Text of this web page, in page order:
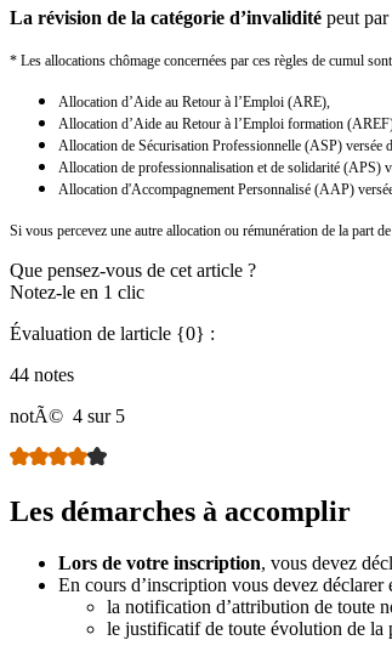
La révision de la catégorie d’invalidité peut
* Les allocations chômage concernées par ces règles de cumul
Allocation d’Aide au Retour à l’Emploi (ARE),
Allocation d’Aide au Retour à l’Emploi formation
Allocation de Sécurisation Professionnelle (ASP) versée
Allocation de professionnalisation et de solidarité (APS)
Allocation d'Accompagnement Personnalisé (AAP)
Si vous percevez une autre allocation ou rémunération de la part
Que pensez-vous de cet article ?
Notez-le en 1 clic
Évaluation de larticle {0} :
44 notes
notÃ© 4 sur 5
Les démarches à accomplir
Lors de votre inscription, vous devez
En cours d’inscription vous devez déclarer
la notification d’attribution de toute
le justificatif de toute évolution de la